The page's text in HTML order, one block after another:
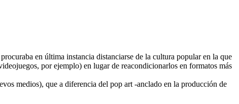
en última instancia distanciarse de la cultura popular en la que
por ejemplo) en lugar de reacondicionarlos en formatos más
medios), que a diferencia del pop art -anclado en la producción de